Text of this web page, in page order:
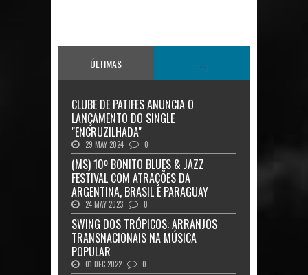
ÚLTIMAS
CLUBE DE PATIFES ANUNCIA O
LANÇAMENTO DO SINGLE
"ENCRUZILHADA"
29 MAY 2024 0
(MS) 10º BONITO BLUES & JAZZ
FESTIVAL COM ATRAÇÕES DA
ARGENTINA, BRASIL E PARAGUAY
24 MAY 2023 0
SWING DOS TRÓPICOS: ARRANJOS
TRANSNACIONAIS NA MÚSICA
POPULAR
01 DEC 2022 0